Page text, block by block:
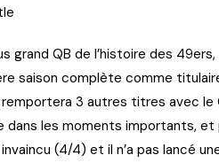
QB de l’histoire des 49ers,
saison complète comme
3 autres titres avec le
dans les moments importants, et
(4/4) et il n’a pas lancé